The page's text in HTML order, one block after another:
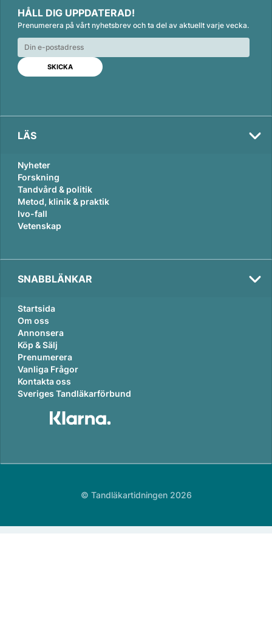
n
k
e
d
n
c
e
b
o
o
k
a
i
l
HÅLL DIG UPPDATERAD!
Prenumerera på vårt nyhetsbrev och ta del av aktuellt varje vecka.
LÄS
Nyheter
Forskning
Tandvård & politik
Metod, klinik & praktik
Ivo-fall
Vetenskap
SNABBLÄNKAR
Startsida
Om oss
Annonsera
Köp & Sälj
Prenumerera
Vanliga Frågor
Kontakta oss
Sveriges Tandläkarförbund
© Tandläkartidningen 2026